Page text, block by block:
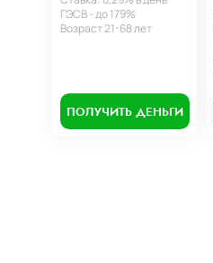
ГЭСВ - до 179%
Возраст 21-68 лет
ПОЛУЧИТЬ ДЕНЬГИ